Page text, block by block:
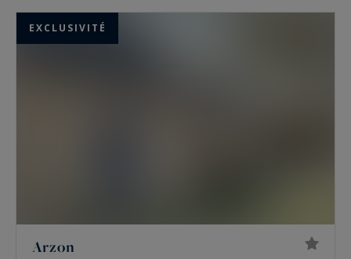
EXCLUSIVITÉ
Arzon